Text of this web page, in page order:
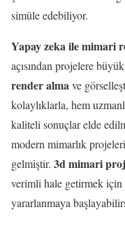
simüle edebiliyor.
Yapay zeka ile mimari
açısından projelere
render almave
kolaylıklarla, hem
kaliteli sonuçlar elde
modern mimarlık
gelmiştir. 3d mimari
verimli hale getirmek
yararlanmaya